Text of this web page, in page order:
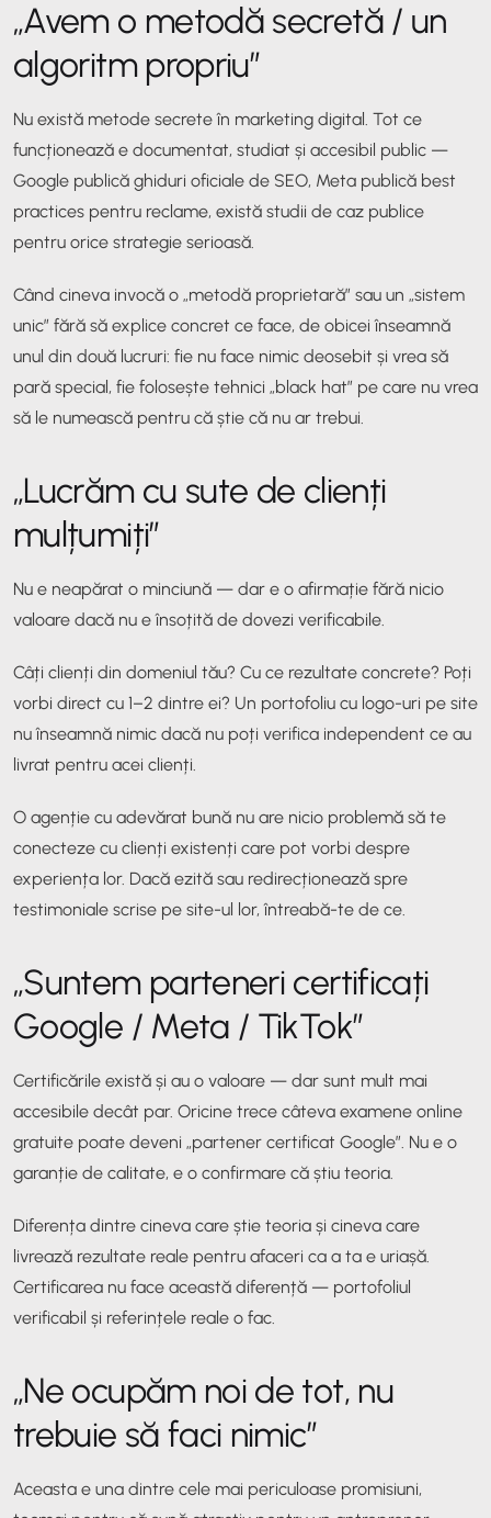
„Avem o metodă secretă / un
algoritm propriu”
Nu există metode secrete în marketing digital. Tot ce
funcționează e documentat, studiat și accesibil public —
Google publică ghiduri oficiale de SEO, Meta publică best
practices pentru reclame, există studii de caz publice
pentru orice strategie serioasă.
Când cineva invocă o „metodă proprietară” sau un „sistem
unic” fără să explice concret ce face, de obicei înseamnă
unul din două lucruri: fie nu face nimic deosebit și vrea să
pară special, fie folosește tehnici „black hat” pe care nu vrea
să le numească pentru că știe că nu ar trebui.
„Lucrăm cu sute de clienți
mulțumiți”
Nu e neapărat o minciună — dar e o afirmație fără nicio
valoare dacă nu e însoțită de dovezi verificabile.
Câți clienți din domeniul tău? Cu ce rezultate concrete? Poți
vorbi direct cu 1–2 dintre ei? Un portofoliu cu logo-uri pe site
nu înseamnă nimic dacă nu poți verifica independent ce au
livrat pentru acei clienți.
O agenție cu adevărat bună nu are nicio problemă să te
conecteze cu clienți existenți care pot vorbi despre
experiența lor. Dacă ezită sau redirecționează spre
testimoniale scrise pe site-ul lor, întreabă-te de ce.
„Suntem parteneri certificați
Google / Meta / TikTok”
Certificările există și au o valoare — dar sunt mult mai
accesibile decât par. Oricine trece câteva examene online
gratuite poate deveni „partener certificat Google”. Nu e o
garanție de calitate, e o confirmare că știu teoria.
Diferența dintre cineva care știe teoria și cineva care
livrează rezultate reale pentru afaceri ca a ta e uriașă.
Certificarea nu face această diferență — portofoliul
verificabil și referințele reale o fac.
„Ne ocupăm noi de tot, nu
trebuie să faci nimic”
Aceasta e una dintre cele mai periculoase promisiuni,